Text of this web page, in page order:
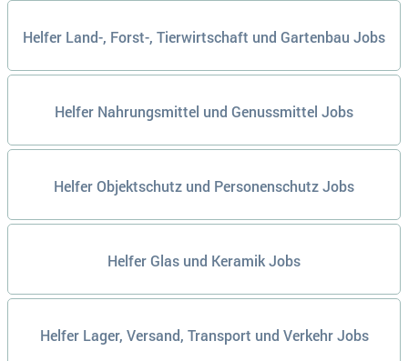
Helfer Land-, Forst-, Tierwirtschaft und Gartenbau Jobs
Helfer Nahrungsmittel und Genussmittel Jobs
Helfer Objektschutz und Personenschutz Jobs
Helfer Glas und Keramik Jobs
Helfer Lager, Versand, Transport und Verkehr Jobs